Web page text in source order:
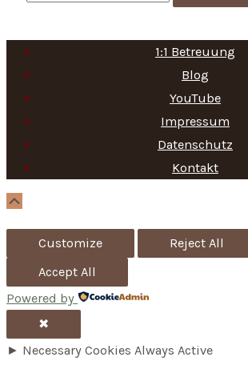
a
c
h
f
o
1:1 Betreuung
Blog
YouTube
Impressum
Datenschutz
Kontakt
Customize
Reject All
Accept All
Powered by
✖
► Necessary Cookies Always Active